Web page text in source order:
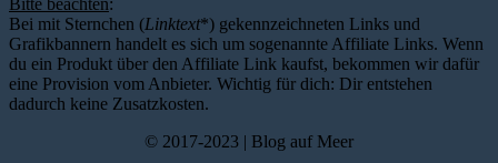
Bitte beachten:
Bei mit Sternchen (Linktext*) gekennzeichneten Links und
Grafikbannern handelt es sich um sogenannte Affiliate Links. Wenn
du ein Produkt über den Affiliate Link kaufst, bekommen wir dafür
eine Provision vom Anbieter. Wichtig für dich: Dir entstehen
dadurch keine Zusatzkosten.
© 2017-2023 | Blog auf Meer